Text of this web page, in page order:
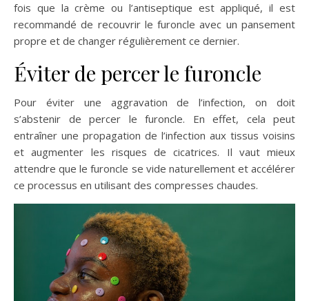
fois que la crème ou l’antiseptique est appliqué, il est
recommandé de recouvrir le furoncle avec un pansement
propre et de changer régulièrement ce dernier.
Éviter de percer le furoncle
Pour éviter une aggravation de l’infection, on doit
s’abstenir de percer le furoncle. En effet, cela peut
entraîner une propagation de l’infection aux tissus voisins
et augmenter les risques de cicatrices. Il vaut mieux
attendre que le furoncle se vide naturellement et accélérer
ce processus en utilisant des compresses chaudes.